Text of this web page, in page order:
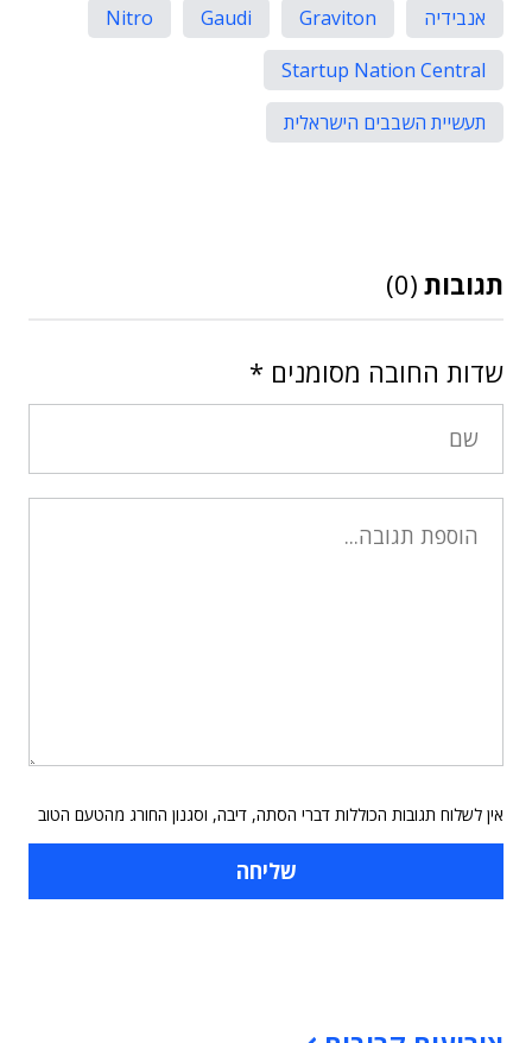
אנבידיה
Graviton
Gaudi
Nitro
Startup Nation Central
תעשיית השבבים הישראלית
תגובות (0)
שדות החובה מסומנים *
אין לשלוח תגובות הכוללות דברי הסתה, דיבה, וסגנון החורג מהטעם הטוב